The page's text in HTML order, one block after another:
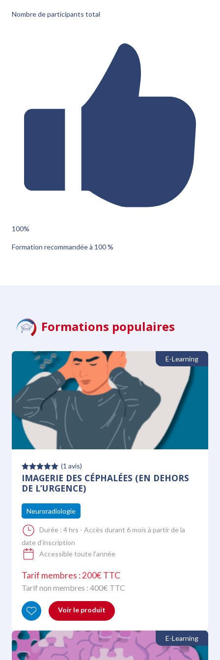
Nombre de participants total
100%
Formation recommandée à 100 %
Formations populaires
E-Learning
Note 5.00
sur 5
(1 avis)
IMAGERIE DES CÉPHALÉES (EN DEHORS
DE L’URGENCE)
Neuroradiologie
Durée : 4 hrs - Accès durant 6 mois à partir de la
date d’inscription
Accessible toute l'année
Tarif membres : 200€ TTC
Tarif non membres : 400€ TTC
Voir le produit
E-Learning